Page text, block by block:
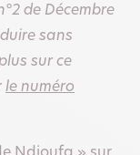
de Décembre
sans
sur ce
le numéro